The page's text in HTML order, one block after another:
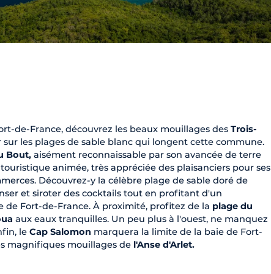
de-France, découvrez les beaux mouillages des Trois-
sur les plages de sable blanc qui longent cette commune.
Bout, aisément reconnaissable par son avancée de terre
animée, très appréciée des plaisanciers pour ses
Découvrez-y la célèbre plage de sable doré de
et siroter des cocktails tout en profitant d'un
Fort-de-France. À proximité, profitez de la plage du
aux eaux tranquilles. Un peu plus à l'ouest, ne manquez
le Cap Salomon marquera la limite de la baie de Fort-
magnifiques mouillages de l'Anse d'Arlet.